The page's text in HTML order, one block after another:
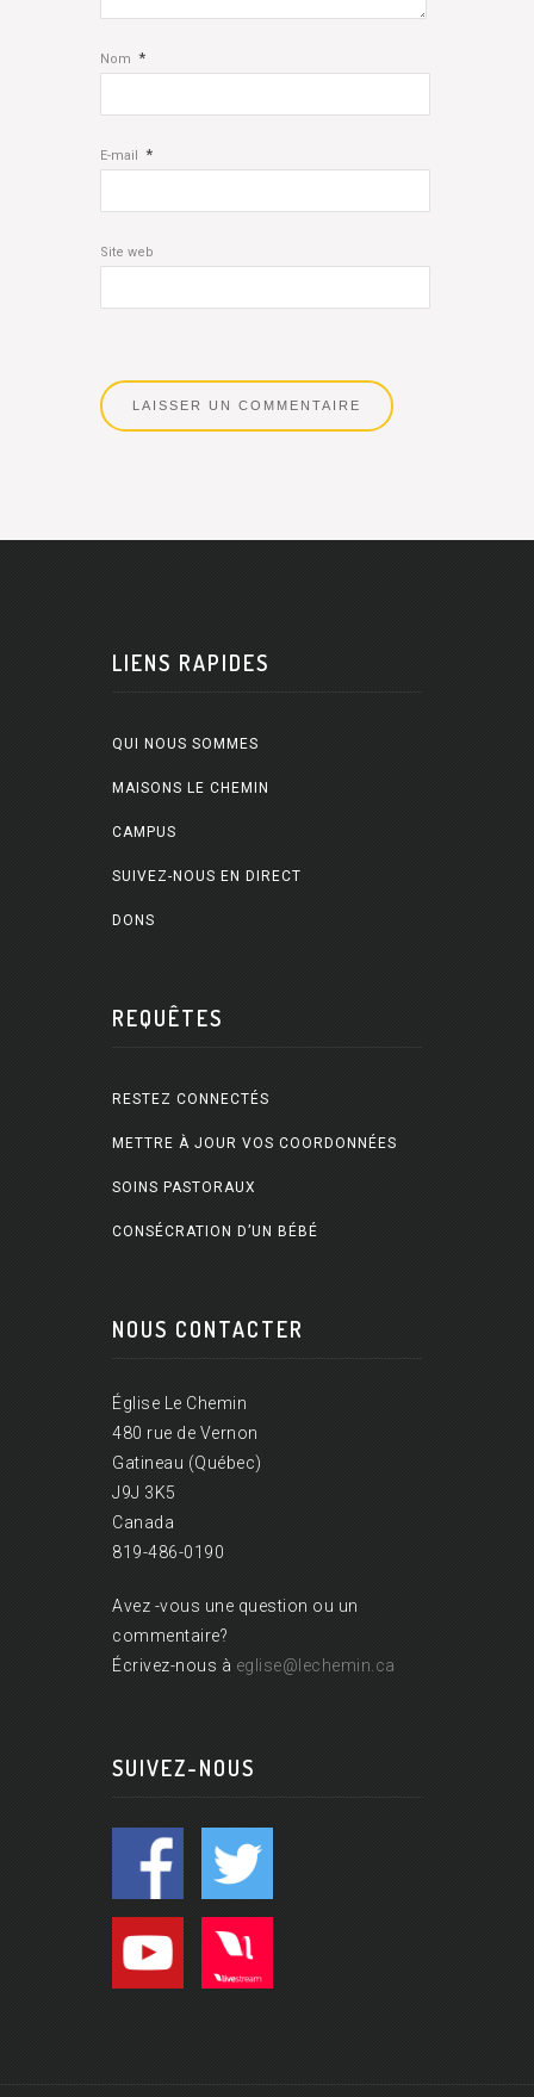
Nom *
E-mail *
Site web
LIENS RAPIDES
QUI NOUS SOMMES
MAISONS LE CHEMIN
CAMPUS
SUIVEZ-NOUS EN DIRECT
DONS
REQUÊTES
RESTEZ CONNECTÉS
METTRE À JOUR VOS COORDONNÉES
SOINS PASTORAUX
CONSÉCRATION D’UN BÉBÉ
NOUS CONTACTER
Église Le Chemin
480 rue de Vernon
Gatineau (Québec)
J9J 3K5
Canada
819-486-0190
Avez -vous une question ou un
commentaire?
Écrivez-nous à eglise@lechemin.ca
SUIVEZ-NOUS